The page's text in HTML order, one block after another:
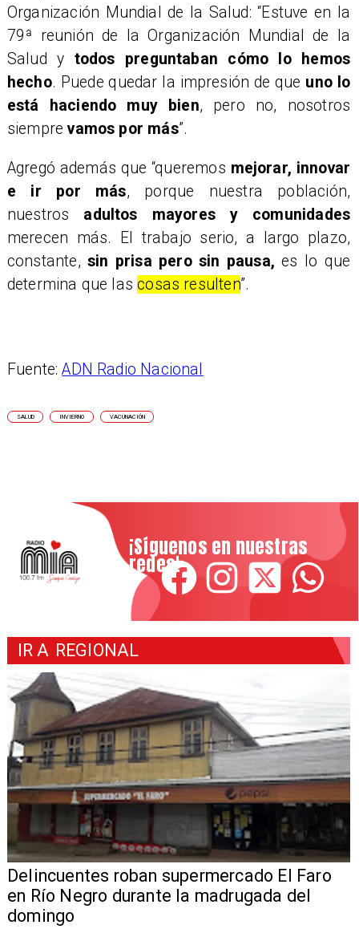
Organización Mundial de la Salud: “Estuve en la
79ª reunión de la Organización Mundial de la
Salud y todos preguntaban cómo lo hemos
hecho. Puede quedar la impresión de que uno lo
está haciendo muy bien, pero no, nosotros
siemprevamos por más”.
Agregó además que “queremos mejorar, innovar
e ir por más, porque nuestra población,
nuestros adultos mayores y comunidades
merecen más. El trabajo serio, a largo plazo,
constante,sin prisa pero sin pausa, es lo que
determina que lascosas resulten”.
Fuente:ADN Radio Nacional
SALUD INVIERNO VACUNACIÓN
¡Síguenos en nuestras
redes!
IR A REGIONAL
Delincuentes roban supermercado El Faro
en Río Negro durante la madrugada del
domingo